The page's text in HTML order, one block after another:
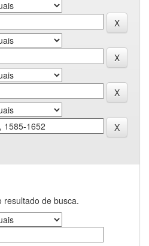
resultado de busca.